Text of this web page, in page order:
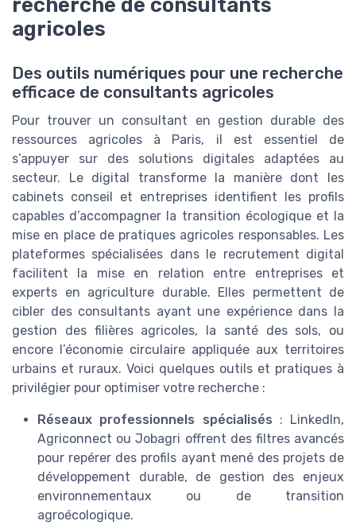
agricoles
Des outils numériques pour une recherche
efficace de consultants agricoles
Pour trouver un consultant en gestion durable des
ressources agricoles à Paris, il est essentiel de
s’appuyer sur des solutions digitales adaptées au
secteur. Le digital transforme la manière dont les
cabinets conseil et entreprises identifient les profils
capables d’accompagner la transition écologique et la
mise en place de pratiques agricoles responsables. Les
plateformes spécialisées dans le recrutement digital
facilitent la mise en relation entre entreprises et
experts en agriculture durable. Elles permettent de
cibler des consultants ayant une expérience dans la
gestion des filières agricoles, la santé des sols, ou
encore l’économie circulaire appliquée aux territoires
urbains et ruraux. Voici quelques outils et pratiques à
privilégier pour optimiser votre recherche :
Réseaux professionnels spécialisés : LinkedIn,
Agriconnect ou Jobagri offrent des filtres avancés
pour repérer des profils ayant mené des projets de
développement durable, de gestion des enjeux
environnementaux ou de transition
agroécologique.